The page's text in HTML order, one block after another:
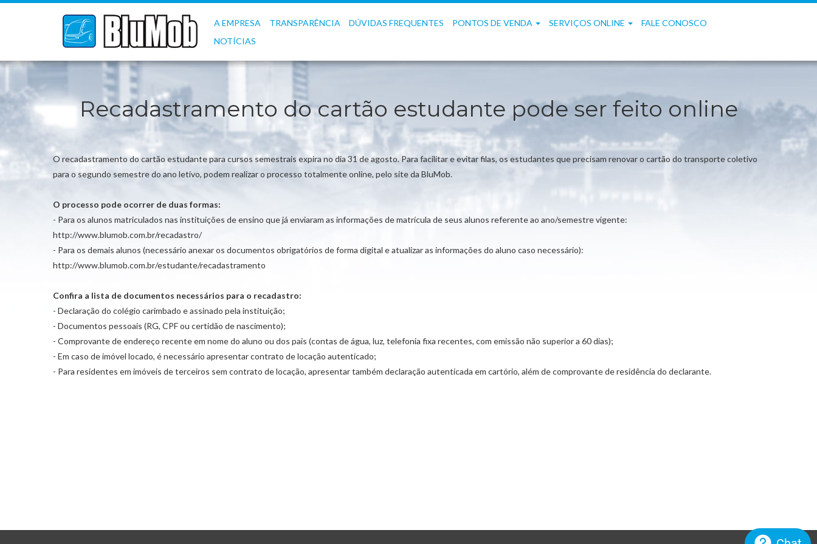
A EMPRESA TRANSPARÊNCIA DÚVIDAS FREQUENTES PONTOS DE VENDA SERVIÇOS ONLINE
FALE CONOSCO
NOTÍCIAS
Recadastramento do cartão estudante pode ser feito online
O recadastramento do cartão estudante para cursos semestrais expira no dia 31 de agosto. Para facilitar e evitar filas, os estudantes que precisam renovar o cartão do transporte coletivo
para o segundo semestre do ano letivo, podem realizar o processo totalmente online, pelo site da BluMob.
O processo pode ocorrer de duas formas:
- Para os alunos matriculados nas instituições de ensino que já enviaram as informações de matrícula de seus alunos referente ao ano/semestre vigente:
http://www.blumob.com.br/recadastro/
- Para os demais alunos (necessário anexar os documentos obrigatórios de forma digital e atualizar as informações do aluno caso necessário):
http://www.blumob.com.br/estudante/recadastramento
Confira a lista de documentos necessários para o recadastro:
- Declaração do colégio carimbado e assinado pela instituição;
- Documentos pessoais (RG, CPF ou certidão de nascimento);
- Comprovante de endereço recente em nome do aluno ou dos pais (contas de água, luz, telefonia fixa recentes, com emissão não superior a 60 dias);
- Em caso de imóvel locado, é necessário apresentar contrato de locação autenticado;
- Para residentes em imóveis de terceiros sem contrato de locação, apresentar também declaração autenticada em cartório, além de comprovante de residência do declarante.